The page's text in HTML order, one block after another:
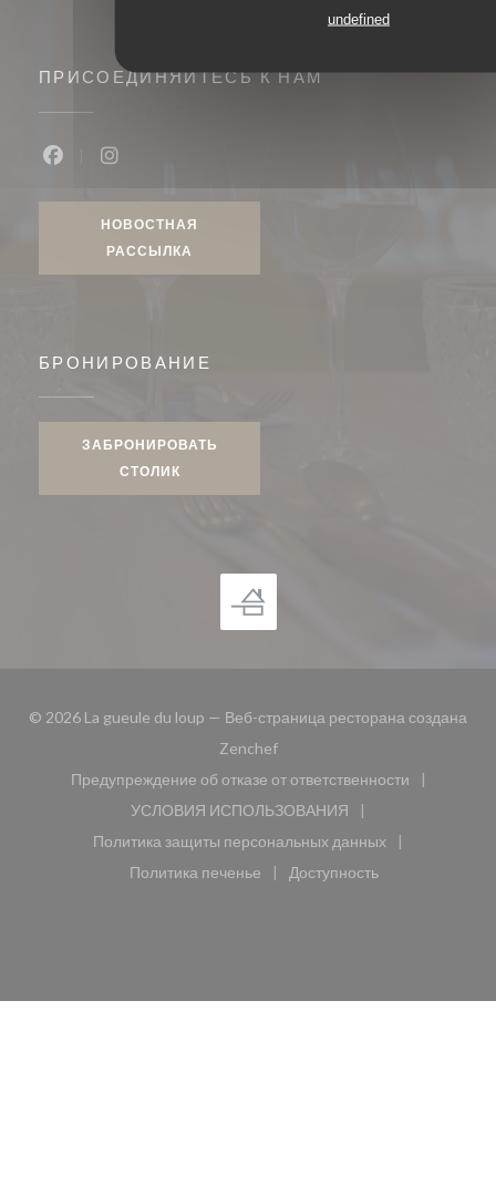
undefined
ПРИСОЕДИНЯЙТЕСЬ К НАМ
НОВОСТНАЯ
РАССЫЛКА
БРОНИРОВАНИЕ
ЗАБРОНИРОВАТЬ
СТОЛИК
© 2026 La gueule du loup — Веб-страница ресторана создана
Zenchef((открывается в новом окне))
Предупреждение об отказе от ответственности
((открывается в новом окне))
УСЛОВИЯ ИСПОЛЬЗОВАНИЯ
((открывается в новом окне))
Политика защиты персональных данных
((открывается в новом окне))
Политика печенье
((открывается в новом окне))
Доступность